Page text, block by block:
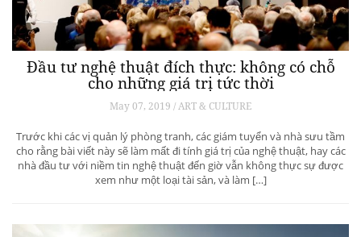
May 09, 2019 / ART & CULTURE
Mới đây, Audemars Piguet vừa cho ra mắt Khu trưng bày mới nhất tại
Art Basel Hong Kong. Thiết kế độc đáo gợi lên hình ảnh quê nhà của
Audemars Piguet – núi Jura – sẽ song hành cùng thương hiệu trong 3
lần xuất hiện tại Art Basel năm 2019.